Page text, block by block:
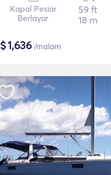
Kapal Pesiar
Berlayar
59 ft
18 m
$1,636/malam